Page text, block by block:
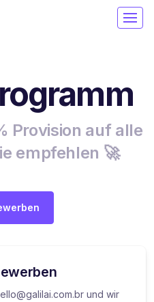
Provision auf alle
empfehlen 🚀
und wir